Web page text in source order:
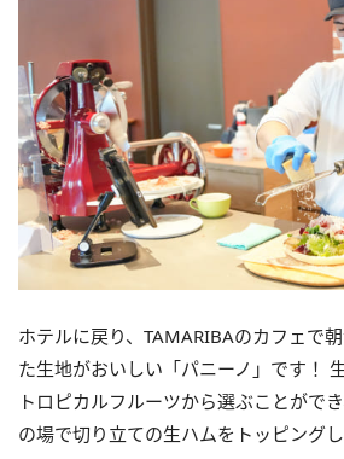
ホテルに戻り、TAMARIBAのカフェで
た生地がおいしい「パニーノ」です！
トロピカルフルーツから選ぶことがで
の場で切り立ての生ハムをトッピングし